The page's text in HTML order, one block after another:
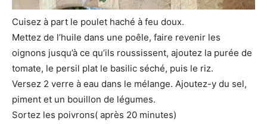
Cuisez à part le poulet haché à feu doux.
Mettez de l’huile dans une poêle, faire revenir les
oignons jusqu’à ce qu’ils roussissent, ajoutez la purée de
tomate, le persil plat le basilic séché, puis le riz.
Versez 2 verre à eau dans le mélange. Ajoutez-y du sel,
piment et un bouillon de légumes.
Sortez les poivrons( après 20 minutes)